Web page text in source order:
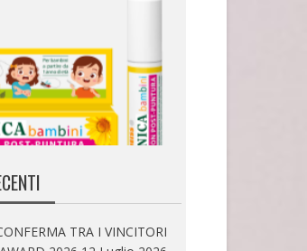
GLI ALLEATI COMODI, PRATICI
così come a...
TRA I VINCITORI